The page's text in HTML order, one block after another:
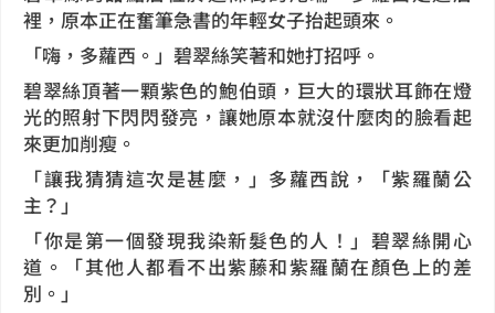
裡，原本正在奮筆急書的年輕女子抬起頭來。
「嗨，多蘿西。」碧翠絲笑著和她打招呼。
碧翠絲頂著一顆紫色的鮑伯頭，巨大的環狀耳飾在燈
光的照射下閃閃發亮，讓她原本就沒什麼肉的臉看起
來更加削瘦。
「讓我猜猜這次是甚麼，」多蘿西說，「紫羅蘭公
主？」
「你是第一個發現我染新髮色的人！」碧翠絲開心
道。「其他人都看不出紫藤和紫羅蘭在顏色上的差
別。」